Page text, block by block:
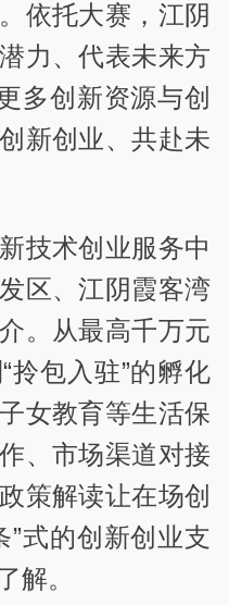
依托大赛，江阴
力、代表未来方
多创新资源与创
新创业、共赴未
技术创业服务中
区、江阴霞客湾
。从最高千万元
拎包入驻”的孵化
女教育等生活保
、市场渠道对接
策解读让在场创
”式的创新创业支
解。